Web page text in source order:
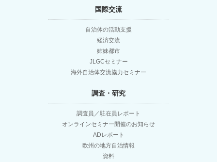
国際交流
自治体の活動支援
経済交流
姉妹都市
JLGCセミナー
海外自治体交流協力セミナー
調査・研究
調査員／駐在員レポート
オンラインセミナー開催のお知らせ
ADレポート
欧州の地方自治情報
資料